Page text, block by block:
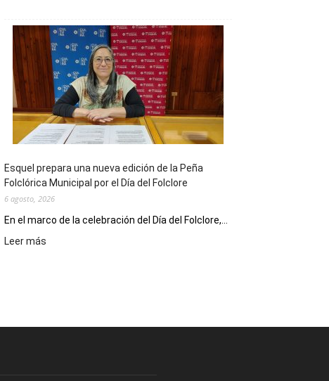
Municipal
celebra
sus
90
años
con
un
Conversatorio
Escritores
Locales
Esquel prepara una nueva edición de la Peña
Folclórica Municipal por el Día del Folclore
6 agosto, 2026
En el marco de la celebración del Día del Folclore,...
Leer más
de